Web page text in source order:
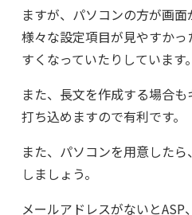
ますが、パソコンの方が画
様々な設定項目が見やすか
すくなっていたりしています。
また、長文を作成する場合
打ち込めますので有利です。
また、パソコンを用意したら、
しましょう。
メールアドレスがないと